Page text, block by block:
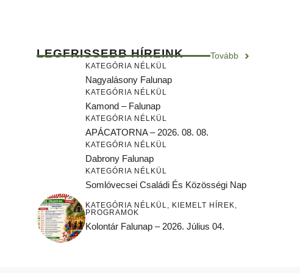
LEGFRISSEBB HÍREINK Tovább
KATEGÓRIA NÉLKÜL
Nagyalásony Falunap
KATEGÓRIA NÉLKÜL
Kamond – Falunap
KATEGÓRIA NÉLKÜL
APÁCATORNA – 2026. 08. 08.
KATEGÓRIA NÉLKÜL
Dabrony Falunap
KATEGÓRIA NÉLKÜL
Somlóvecsei Családi És Közösségi Nap
KATEGÓRIA NÉLKÜL, KIEMELT HÍREK,
PROGRAMOK
Kolontár Falunap – 2026. Július 04.